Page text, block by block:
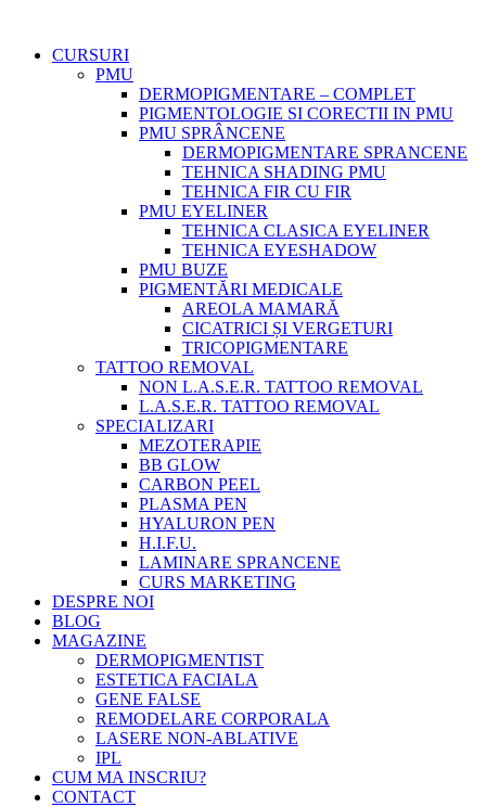
CURSURI
PMU
DERMOPIGMENTARE – COMPLET
PIGMENTOLOGIE SI CORECTII IN PMU
PMU SPRÂNCENE
DERMOPIGMENTARE SPRANCENE
TEHNICA SHADING PMU
TEHNICA FIR CU FIR
PMU EYELINER
TEHNICA CLASICA EYELINER
TEHNICA EYESHADOW
PMU BUZE
PIGMENTĂRI MEDICALE
AREOLA MAMARĂ
CICATRICI ȘI VERGETURI
TRICOPIGMENTARE
TATTOO REMOVAL
NON L.A.S.E.R. TATTOO REMOVAL
L.A.S.E.R. TATTOO REMOVAL
SPECIALIZARI
MEZOTERAPIE
BB GLOW
CARBON PEEL
PLASMA PEN
HYALURON PEN
H.I.F.U.
LAMINARE SPRANCENE
CURS MARKETING
DESPRE NOI
BLOG
MAGAZINE
DERMOPIGMENTIST
ESTETICA FACIALA
GENE FALSE
REMODELARE CORPORALA
LASERE NON-ABLATIVE
IPL
CUM MA INSCRIU?
CONTACT